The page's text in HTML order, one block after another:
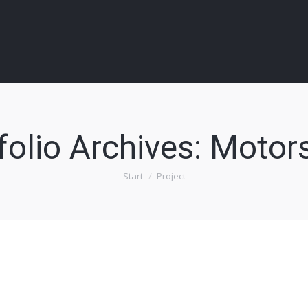
Archives:
Sie befinden sich hier:
Start Project